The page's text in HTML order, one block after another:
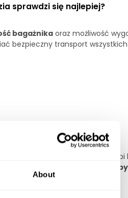
About
sprawdzi się najlepiej?
bagażnikaoraz możliwość
bezpieczny transport
bagażową, natomiast
najlepszym rozwiązaniem
walizki i sprzęt wakacyjny.